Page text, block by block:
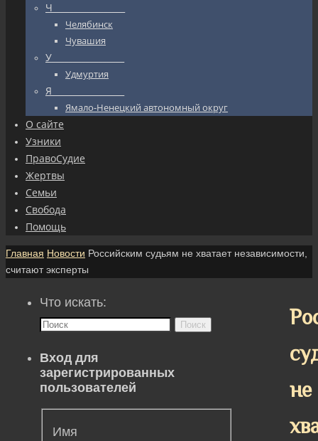
Ч_________________
Челябинск
Чувашия
У_________________
Удмуртия
Я_________________
Ямало-Ненецкий автономный округ
О сайте
Узники
ПравоСудие
Жертвы
Семьи
Свобода
Помощь
Главная Новости Российским судьям не хватает независимости,
считают эксперты
не
Что искать:
Поиск
Вход для
зарегистрированных
пользователей
Имя